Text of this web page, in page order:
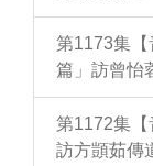
第1173集
篇」訪曾怡
第1172集【
訪方顗茹傳